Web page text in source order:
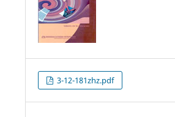
3-12-181zhz.pdf